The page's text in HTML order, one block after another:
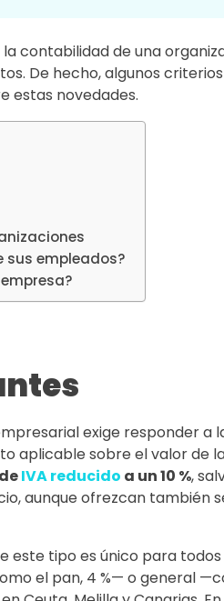
contabilidad de una
De hecho, algunos
estas novedades.
sus empleados?
exige responder a
aplicable sobre el valor de
IVA reducido a un 10 %,
aunque ofrezcan también
este tipo es único para
el pan, 4 %— o general